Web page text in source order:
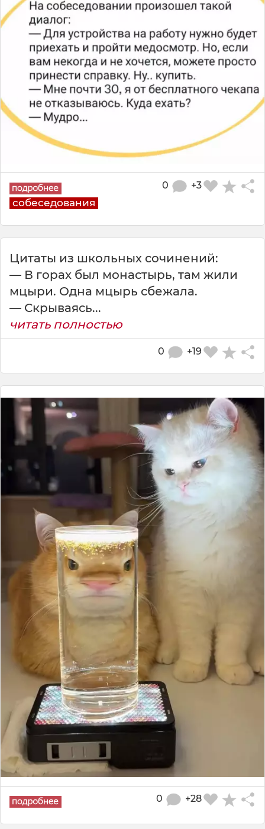
собеседования
+3
0
Цитаты из школьных сочинений:
— В гopax был монастырь, там жили
мцыри. Одна мцырь сбежала.
— Скрываясь...
читать полностью
+19
0
+28
0